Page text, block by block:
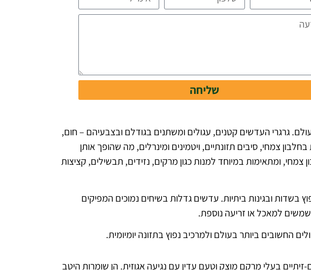
שליחה
גרגרי העדשים קטנים, עגולים ומשתנים בגודלם ובצבעיהם – חום,
צמחי, סיבים תזונתיים, ויטמינים ומינרלים, מה שהופך אותן
ומתאימות במיוחד למנות כגון מרקים, נזידים, תבשילים, קציצות
ובגינות ביתיות. עדשים גדלות בשיחים נמוכים המפיקים
למאכל או זריעה נוספת.
החשובים ביותר בעולם ולמרכיב נפוץ בתזונה יומיומית.
זיתיים בעלי מרקם מוצק וטעם עדין עם נגיעה אגוזית. הן שומרות היטב